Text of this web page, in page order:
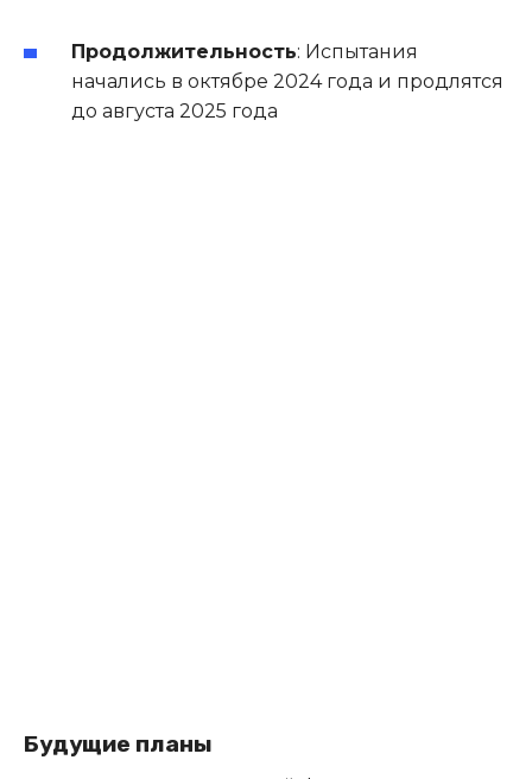
Продолжительность: Испытания
начались в октябре 2024 года и продлятся
до августа 2025 года
Будущие планы